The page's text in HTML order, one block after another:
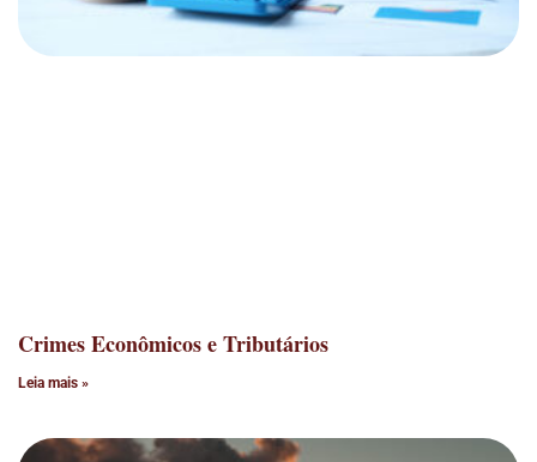
Crimes Econômicos e Tributários
Leia mais »